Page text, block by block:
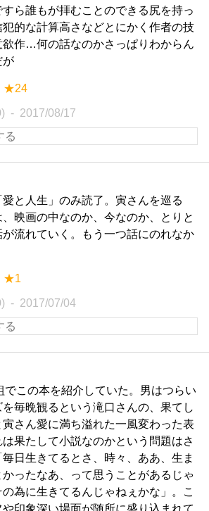
ら誰もが拝むことのできる尻を持っ
的な計算高さなどとにかく作者の技
欲作…何の話なのかさっぱりわからん
が
★24
2017/08/17
と人生」のみ読了。寅さんを巡る
映画の中なのか、今なのか、とりと
流れていく。もう一つ話にのれなか
★1
2017/07/04
でこの本を紹介していた。男はつらい
を毎晩観るという滝口さんの、果てし
寅さん愛に満ち溢れた一風変わった表
果たして小説なのかという問題はさ
日生きてるとさ、時々、ああ、生ま
ったなあ、って思うことがあるじゃ
為に生きてるんじゃねぇかな」。こ
印象深い場面が随所に盛り込まれて